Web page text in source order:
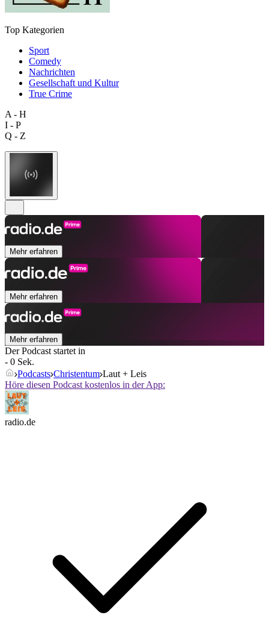
Top Kategorien
Sport
Comedy
Nachrichten
Gesellschaft und Kultur
True Crime
A - H
I - P
Q - Z
Mehr erfahren
Mehr erfahren
Mehr erfahren
Der Podcast startet in
- 0 Sek.
Podcasts Christentum Laut + Leis
Höre diesen Podcast kostenlos in der App:
radio.de